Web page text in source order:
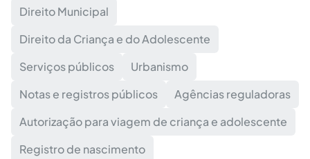
Direito Municipal
Direito da Criança e do Adolescente
Serviços públicos
Urbanismo
Notas e registros públicos
Agências reguladoras
Autorização para viagem de criança e adolescente
Registro de nascimento